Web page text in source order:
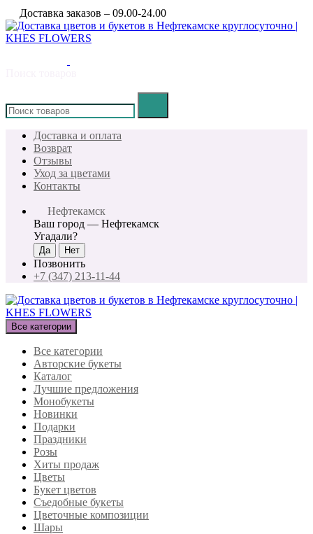
Доставка заказов – 09.00-24.00
Доставка и оплата
Возврат
Отзывы
Уход за цветами
Контакты
Нефтекамск
Ваш город — Нефтекамск
Угадали?
Позвонить
+7 (347) 213-11-44
Все категории
Все категории
Авторские букеты
Каталог
Лучшие предложения
Монобукеты
Новинки
Подарки
Праздники
Розы
Хиты продаж
Цветы
Букет цветов
Съедобные букеты
Цветочные композиции
Шары